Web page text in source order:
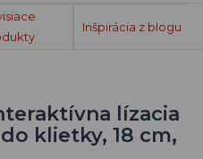
Inšpirácia z blogu
lízacia
klietky, 18 cm,